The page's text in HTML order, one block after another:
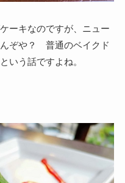
ーキなのですが、ニュー
ぞや？ 普通のベイクド
いう話ですよね。